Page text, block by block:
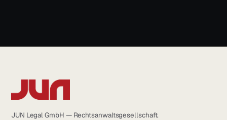
JUN Legal GmbH — Rechtsanwaltsgesellschaft.